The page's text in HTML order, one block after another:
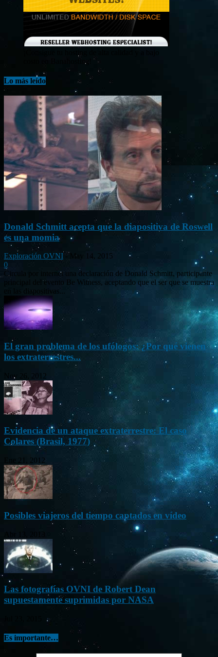
¡Consigue tu hosting de alta calidad y a bajo
costo en Banahosting!
Lo más leído
Donald Schmitt acepta que la diapositiva de Roswell
es una momia
Exploración OVNI - May 14, 2015
0
Circula por internet una declaración de Donald Schmitt, participante
principal del evento Be Witness, aceptando que el ser que se muestra
en las diapositivas...
El gran problema de los ufólogos: ¿Por qué vienen
los extraterrestres...
Nov 26, 2012
Evidencia de un ataque extraterrestre: El caso
Colares (Brasil, 1977)
Ene 21, 2012
Posibles viajeros del tiempo captados en vídeo
Las fotografías OVNI de Robert Dean
supuestamente suprimidas por NASA
Es importante…